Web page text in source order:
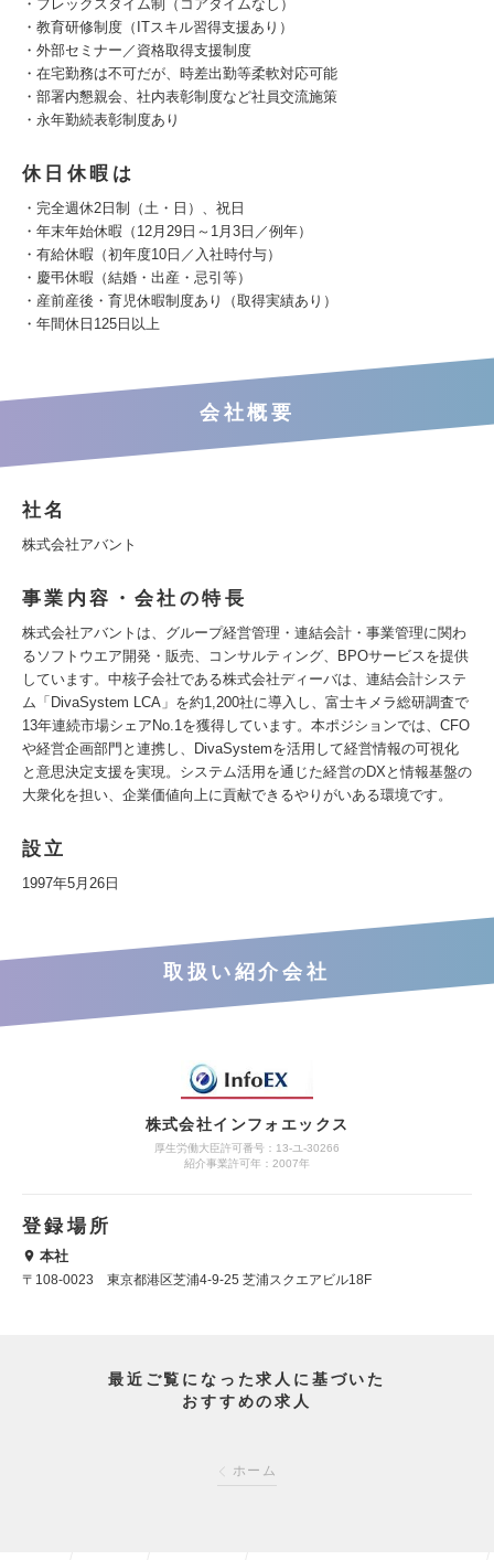
・フレックスタイム制（コアタイムなし）
・教育研修制度（ITスキル習得支援あり）
・外部セミナー／資格取得支援制度
・在宅勤務は不可だが、時差出勤等柔軟対応可能
・部署内懇親会、社内表彰制度など社員交流施策
・永年勤続表彰制度あり
休日休暇は
・完全週休2日制（土・日）、祝日
・年末年始休暇（12月29日～1月3日／例年）
・有給休暇（初年度10日／入社時付与）
・慶弔休暇（結婚・出産・忌引等）
・産前産後・育児休暇制度あり（取得実績あり）
・年間休日125日以上
会社概要
社名
株式会社アバント
事業内容・会社の特長
株式会社アバントは、グループ経営管理・連結会計・事業管理に関わ
るソフトウエア開発・販売、コンサルティング、BPOサービスを提供
しています。中核子会社である株式会社ディーバは、連結会計システ
ム「DivaSystem LCA」を約1,200社に導入し、富士キメラ総研調査で
13年連続市場シェアNo.1を獲得しています。本ポジションでは、CFO
や経営企画部門と連携し、DivaSystemを活用して経営情報の可視化
と意思決定支援を実現。システム活用を通じた経営のDXと情報基盤の
大衆化を担い、企業価値向上に貢献できるやりがいある環境です。
設立
1997年5月26日
取扱い紹介会社
株式会社インフォエックス
厚生労働大臣許可番号：13-ユ-30266
紹介事業許可年：2007年
登録場所
本社
〒108-0023 東京都港区芝浦4-9-25 芝浦スクエアビル18F
最近ご覧になった求人に基づいた
おすすめの求人
ホーム